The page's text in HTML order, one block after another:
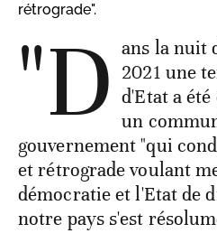
rétrograde".
"D ans la nuit
2021 une
d'Etat a
un
gouvernement "qui
et rétrograde voulant
démocratie et l'Etat de
notre pays s'est